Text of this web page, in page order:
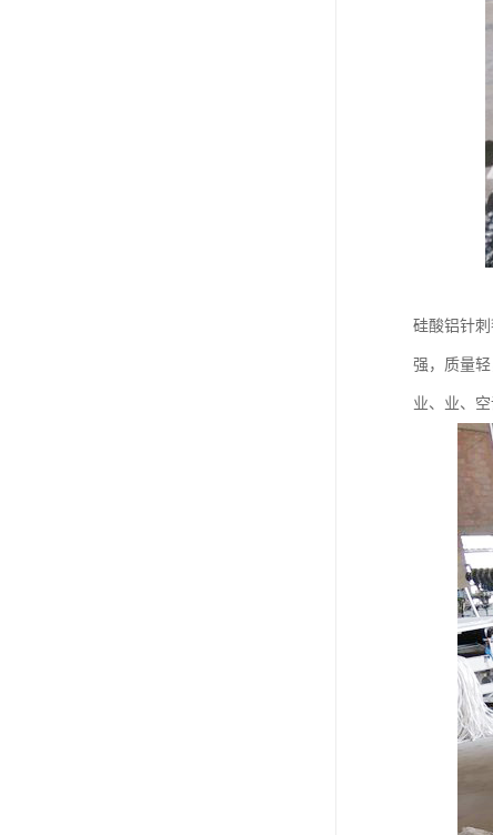
硅酸铝针
强，质量
业、业、空